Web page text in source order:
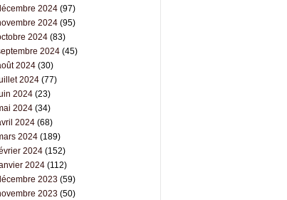
2024(97)
2024(95)
2024(83)
2024(45)
2024(30)
2024(77)
2024(23)
2024(34)
2024(68)
2024(189)
2024(152)
2024(112)
2023(59)
2023(50)